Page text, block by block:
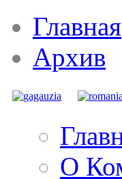
Главная
Архив
О